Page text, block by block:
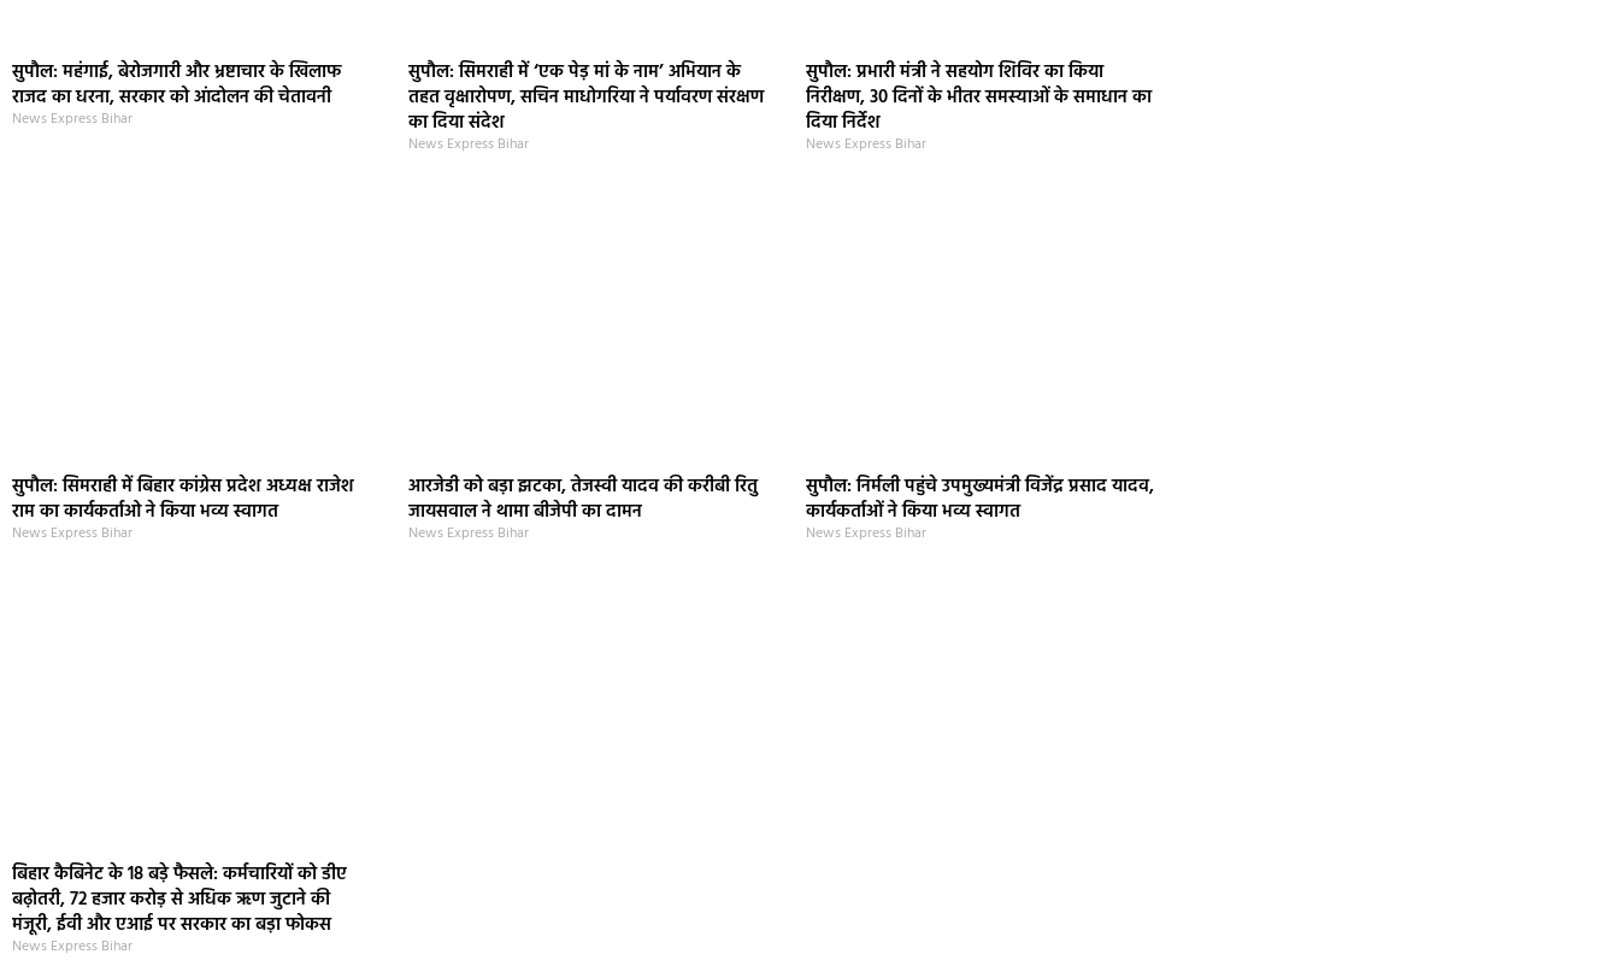
सुपौल: महंगाई, बेरोजगारी और भ्रष्टाचार के खिलाफ
राजद का धरना, सरकार को आंदोलन की चेतावनी
News Express Bihar
सुपौल: सिमराही में ‘एक पेड़ मां के नाम’ अभियान के
तहत वृक्षारोपण, सचिन माधोगरिया ने पर्यावरण संरक्षण
का दिया संदेश
News Express Bihar
सुपौल: प्रभारी मंत्री ने सहयोग शिविर का किया
निरीक्षण, 30 दिनों के भीतर समस्याओं के समाधान का
दिया निर्देश
News Express Bihar
सुपौल: सिमराही में बिहार कांग्रेस प्रदेश अध्यक्ष राजेश
राम का कार्यकर्ताओ ने किया भव्य स्वागत
News Express Bihar
आरजेडी को बड़ा झटका, तेजस्वी यादव की करीबी रितु
जायसवाल ने थामा बीजेपी का दामन
News Express Bihar
सुपौल: निर्मली पहुंचे उपमुख्यमंत्री विजेंद्र प्रसाद यादव,
कार्यकर्ताओं ने किया भव्य स्वागत
News Express Bihar
बिहार कैबिनेट के 18 बड़े फैसले: कर्मचारियों को डीए
बढ़ोतरी, 72 हजार करोड़ से अधिक ऋण जुटाने की
मंजूरी, ईवी और एआई पर सरकार का बड़ा फोकस
News Express Bihar